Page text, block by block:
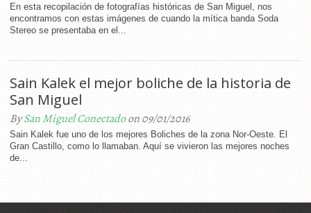
En esta recopilación de fotografías históricas de San Miguel, nos
encontramos con estas imágenes de cuando la mítica banda Soda
Stereo se presentaba en el...
Sain Kalek el mejor boliche de la historia de
San Miguel
BySan Miguel Conectadoon 09/01/2016
Sain Kalek fue uno de los mejores Boliches de la zona Nor-Oeste. El
Gran Castillo, como lo llamaban. Aquí se vivieron las mejores noches
de...